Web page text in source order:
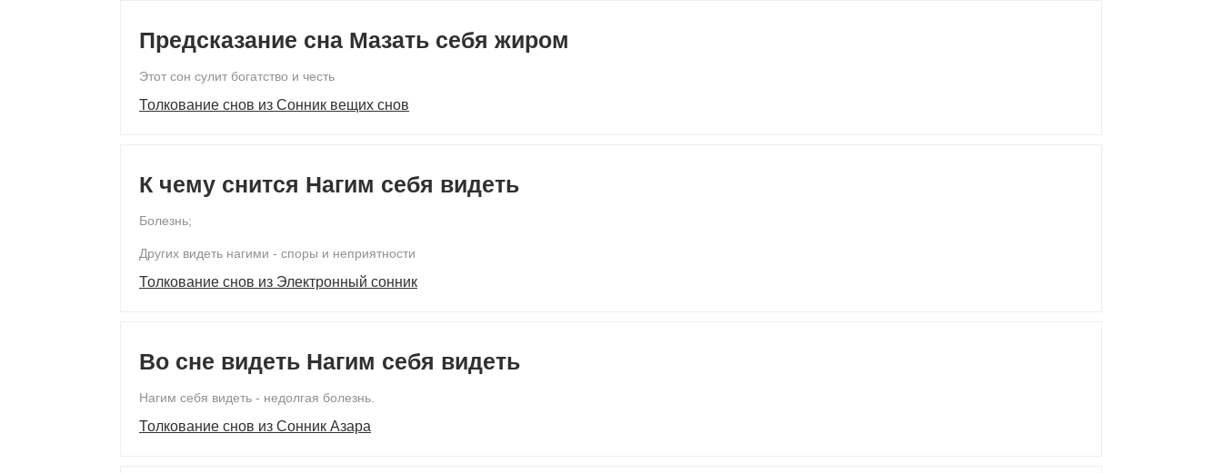
Предсказание сна Мазать себя жиром
Этот сон сулит богатство и честь
Толкование снов из Сонник вещих снов
К чему снится Нагим себя видеть
Болезнь;
Других видеть нагими - споры и неприятности
Толкование снов из Электронный сонник
Во сне видеть Нагим себя видеть
Нагим себя видеть - недолгая болезнь.
Толкование снов из Сонник Азара